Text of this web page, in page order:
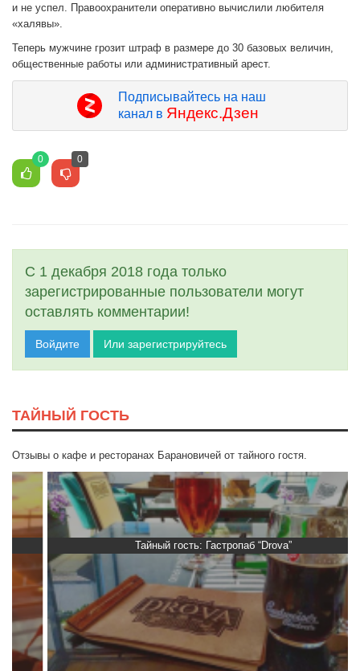
и не успел. Правоохранители оперативно вычислили любителя
«халявы».
Теперь мужчине грозит штраф в размере до 30 базовых величин,
общественные работы или административный арест.
Подписывайтесь на наш
канал в Яндекс.Дзен
0 0
С 1 декабря 2018 года только
зарегистрированные пользователи могут
оставлять комментарии!
Войдите Или зарегистрируйтесь
ТАЙНЫЙ ГОСТЬ
Отзывы о кафе и ресторанах Барановичей от тайного гостя.
Тайный гость: Гастропаб “Drova”